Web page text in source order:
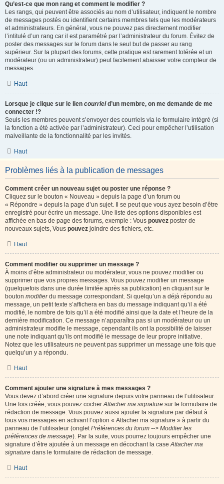
Qu’est-ce que mon rang et comment le modifier ?
Les rangs, qui peuvent être associés au nom d’utilisateur, indiquent le nombre
de messages postés ou identifient certains membres tels que les modérateurs
et administrateurs. En général, vous ne pouvez pas directement modifier
l’intitulé d’un rang car il est paramétré par l’administrateur du forum. Évitez de
poster des messages sur le forum dans le seul but de passer au rang
supérieur. Sur la plupart des forums, cette pratique est rarement tolérée et un
modérateur (ou un administrateur) peut facilement abaisser votre compteur de
messages.
Haut
Lorsque je clique sur le lien courrield’un membre, on me demande de me
connecter !?
Seuls les membres peuvent s’envoyer des courriels via le formulaire intégré (si
la fonction a été activée par l’administrateur). Ceci pour empêcher l’utilisation
malveillante de la fonctionnalité par les invités.
Haut
Problèmes liés à la publication de messages
Comment créer un nouveau sujet ou poster une réponse ?
Cliquez sur le bouton « Nouveau » depuis la page d’un forum ou
« Répondre » depuis la page d’un sujet. Il se peut que vous ayez besoin d’être
enregistré pour écrire un message. Une liste des options disponibles est
affichée en bas de page des forums, exemple : Vous pouvez poster de
nouveaux sujets, Vous pouvez joindre des fichiers, etc.
Haut
Comment modifier ou supprimer un message ?
À moins d’être administrateur ou modérateur, vous ne pouvez modifier ou
supprimer que vos propres messages. Vous pouvez modifier un message
(quelquefois dans une durée limitée après sa publication) en cliquant sur le
bouton modifierdu message correspondant. Si quelqu’un a déjà répondu au
message, un petit texte s’affichera en bas du message indiquant qu’il a été
modifié, le nombre de fois qu’il a été modifié ainsi que la date et l’heure de la
dernière modification. Ce message n’apparaîtra pas si un modérateur ou un
administrateur modifie le message, cependant ils ont la possibilité de laisser
une note indiquant qu’ils ont modifié le message de leur propre initiative.
Notez que les utilisateurs ne peuvent pas supprimer un message une fois que
quelqu’un y a répondu.
Haut
Comment ajouter une signature à mes messages ?
Vous devez d’abord créer une signature depuis votre panneau de l’utilisateur.
Une fois créée, vous pouvez cocherAttacher ma signature sur le formulaire de
rédaction de message. Vous pouvez aussi ajouter la signature par défaut à
tous vos messages en activant l’option « Attacher ma signature » à partir du
panneau de l’utilisateur (ongletPréférences du forum --> Modifier les
préférences de message). Par la suite, vous pourrez toujours empêcher une
signature d’être ajoutée à un message en décochant la caseAttacher ma
signature dans le formulaire de rédaction de message.
Haut